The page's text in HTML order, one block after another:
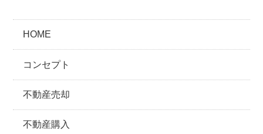
HOME
コンセプト
不動産売却
不動産購入